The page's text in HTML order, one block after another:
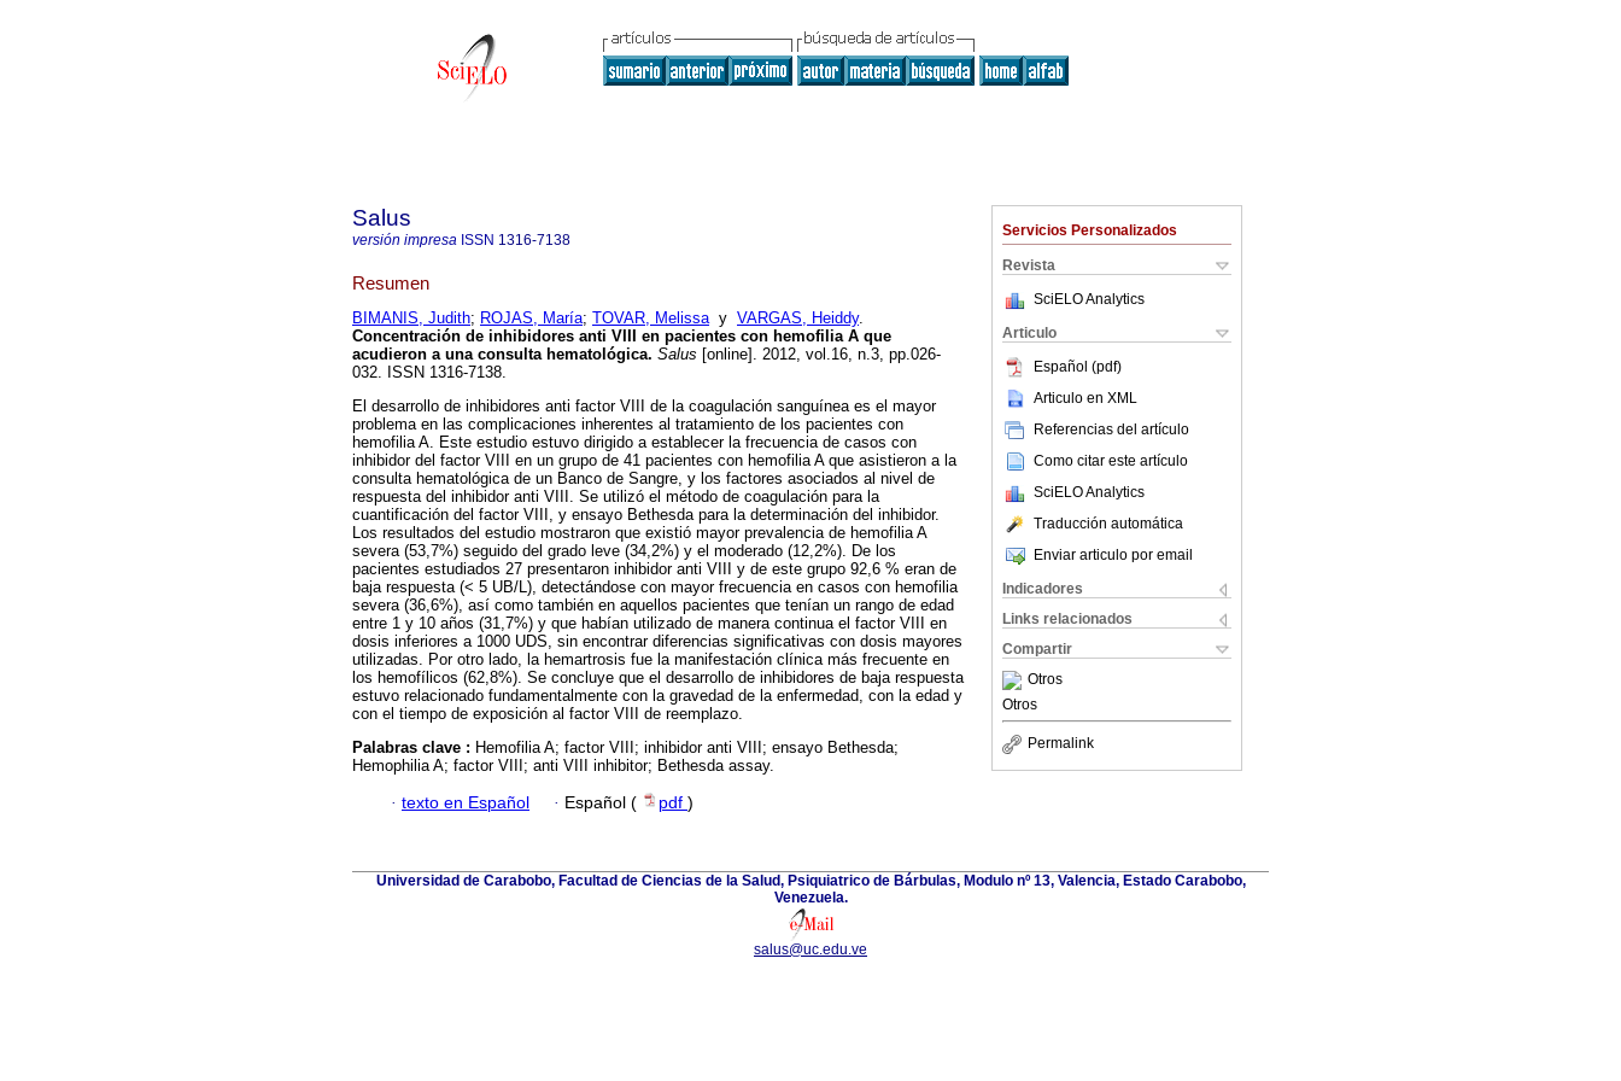
Servicios Personalizados
Revista
SciELO Analytics
Articulo
Español (pdf)
Articulo en XML
Referencias del artículo
Como citar este artículo
SciELO Analytics
Traducción automática
Enviar articulo por email
Indicadores
Links relacionados
Compartir
Otros
Otros
Permalink
Salus
versión impresa ISSN 1316-7138
Resumen
BIMANIS, Judith; ROJAS, María; TOVAR, Melissay VARGAS, Heiddy.
Concentración de inhibidores anti VIII en pacientes con hemofilia A que
acudieron a una consulta hematológica. Salus [online]. 2012, vol.16, n.3, pp.026-
032. ISSN 1316-7138.
El desarrollo de inhibidores anti factor VIII de la coagulación sanguínea es el mayor
problema en las complicaciones inherentes al tratamiento de los pacientes con
hemofilia A. Este estudio estuvo dirigido a establecer la frecuencia de casos con
inhibidor del factor VIII en un grupo de 41 pacientes con hemofilia A que asistieron a la
consulta hematológica de un Banco de Sangre, y los factores asociados al nivel de
respuesta del inhibidor anti VIII. Se utilizó el método de coagulación para la
cuantificación del factor VIII, y ensayo Bethesda para la determinación del inhibidor.
Los resultados del estudio mostraron que existió mayor prevalencia de hemofilia A
severa (53,7%) seguido del grado leve (34,2%) y el moderado (12,2%). De los
pacientes estudiados 27 presentaron inhibidor anti VIII y de este grupo 92,6 % eran de
baja respuesta (< 5 UB/L), detectándose con mayor frecuencia en casos con hemofilia
severa (36,6%), así como también en aquellos pacientes que tenían un rango de edad
entre 1 y 10 años (31,7%) y que habían utilizado de manera continua el factor VIII en
dosis inferiores a 1000 UDS, sin encontrar diferencias significativas con dosis mayores
utilizadas. Por otro lado, la hemartrosis fue la manifestación clínica más frecuente en
los hemofílicos (62,8%). Se concluye que el desarrollo de inhibidores de baja respuesta
estuvo relacionado fundamentalmente con la gravedad de la enfermedad, con la edad y
con el tiempo de exposición al factor VIII de reemplazo.
Palabras clave : Hemofilia A; factor VIII; inhibidor anti VIII; ensayo Bethesda;
Hemophilia A; factor VIII; anti VIII inhibitor; Bethesda assay.
· texto en Español · Español ( pdf )
Universidad de Carabobo, Facultad de Ciencias de la Salud, Psiquiatrico de Bárbulas, Modulo nº 13, Valencia, Estado Carabobo,
Venezuela.
salus@uc.edu.ve